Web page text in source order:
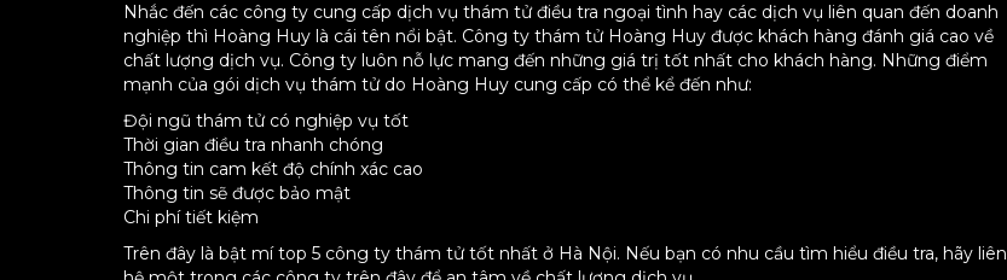
Nhắc đến các công ty cung cấp dịch vụ thám tử điều tra ngoại tình hay các dịch vụ liên quan đến doanh
nghiệp thì Hoàng Huy là cái tên nổi bật. Công ty thám tử Hoàng Huy được khách hàng đánh giá cao về
chất lượng dịch vụ. Công ty luôn nỗ lực mang đến những giá trị tốt nhất cho khách hàng. Những điểm
mạnh của gói dịch vụ thám tử do Hoàng Huy cung cấp có thể kể đến như:
Đội ngũ thám tử có nghiệp vụ tốt
Thời gian điều tra nhanh chóng
Thông tin cam kết độ chính xác cao
Thông tin sẽ được bảo mật
Chi phí tiết kiệm
Trên đây là bật mí top 5 công ty thám tử tốt nhất ở Hà Nội. Nếu bạn có nhu cầu tìm hiểu điều tra, hãy liên